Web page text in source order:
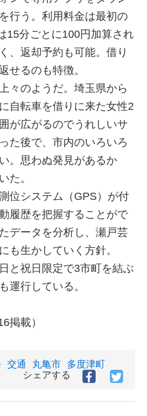
行う。利用料金は最初の
15分ごとに100円加算され
、返却予約も可能。借り
せるのも特徴。
々のようだ。埼玉県から
自転車を借りに来た女性2
が広がるのでうれしいサ
た後で、市内のいろいろ
。思わぬ発見があるか
た。
位システム（GPS）が付
履歴を把握することがで
データを分析し、瀬戸芸
も生かしていく方針。
と祝日限定で3市町を結ぶ
運行している。
掲載）
交通 丸亀市
多度津町
シェアする
Facebook
シ
シ